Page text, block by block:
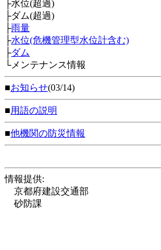
├水位(超過)
├ダム(超過)
├雨量
├水位(危機管理型水位計含む)
├ダム
└メンテナンス情報
■お知らせ(03/14)
■用語の説明
■他機関の防災情報
情報提供:
京都府建設交通部
砂防課